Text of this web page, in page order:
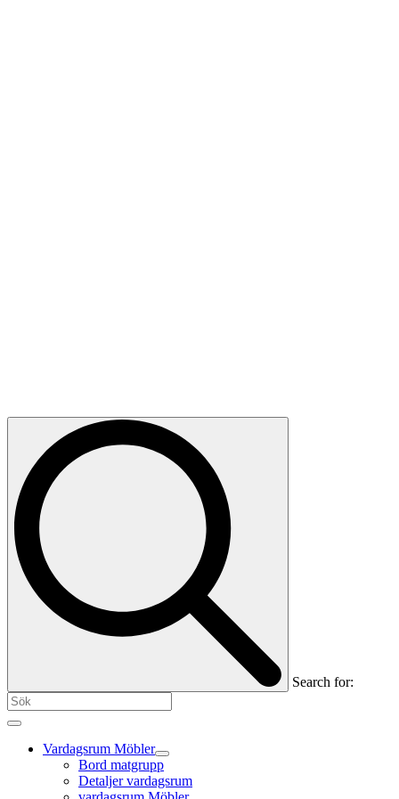
Search for:
Vardagsrum Möbler
Bord matgrupp
Detaljer vardagsrum